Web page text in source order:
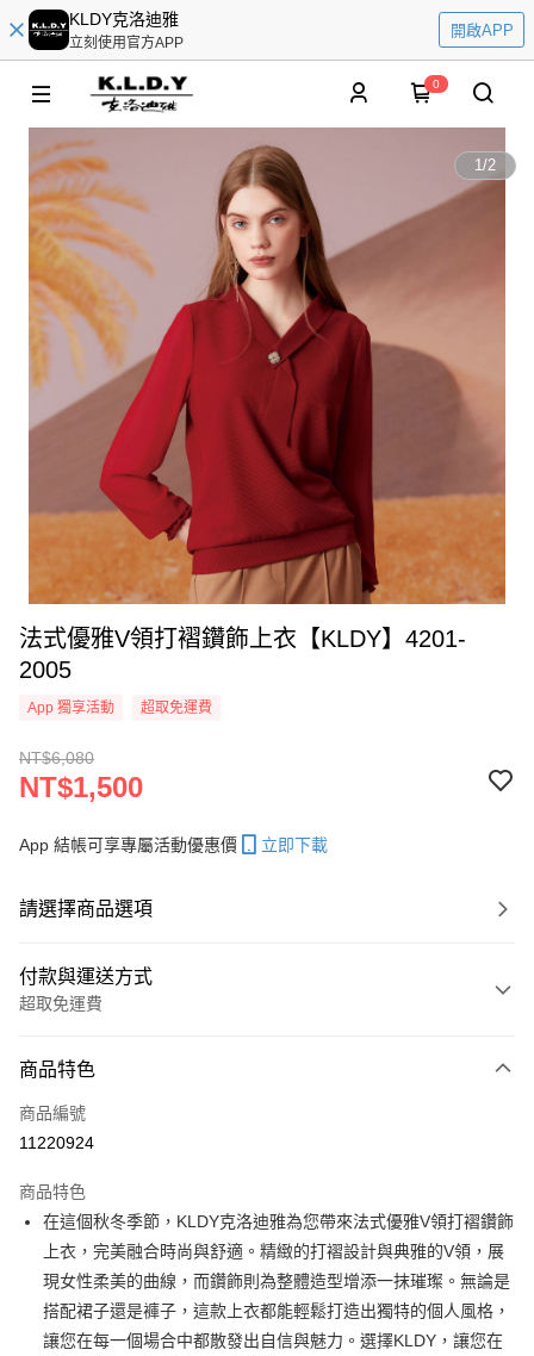
KLDY克洛迪雅
立刻使用官方APP
開啟APP
0
1/2
法式優雅V領打褶鑽飾上衣【KLDY】4201-
2005
App 獨享活動 超取免運費
NT$6,080
NT$1,500
App 結帳可享專屬活動優惠價 立即下載
請選擇商品選項
付款與運送方式
超取免運費
信用卡一次付款
超商取貨付款
運送方式
全家取貨付款
免運費
付款後全家取貨
商品特色
商品編號
11220924
商品特色
在這個秋冬季節，KLDY克洛迪雅為您帶來法式優雅V領打褶鑽飾
上衣，完美融合時尚與舒適。精緻的打褶設計與典雅的V領，展
現女性柔美的曲線，而鑽飾則為整體造型增添一抹璀璨。無論是
搭配裙子還是褲子，這款上衣都能輕鬆打造出獨特的個人風格，
讓您在每一個場合中都散發出自信與魅力。選擇KLDY，讓您在